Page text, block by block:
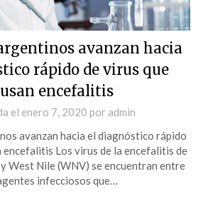
avanzan hacia
rápido de virus que
encefalitis
el enero 7, 2020 por admin
avanzan hacia el diagnóstico rápido
encefalitis Los virus de la encefalitis de
West Nile (WNV) se encuentran entre
infecciosos que…